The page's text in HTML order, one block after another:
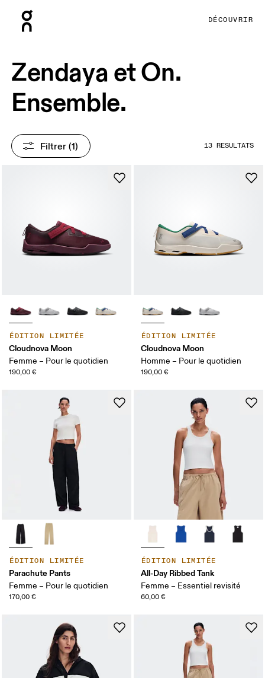
DÉCOUVRIR
Zendaya et On.
Ensemble.
Filtrer (1) 13 RÉSULTATS
ÉDITION LIMITÉE
Cloudnova Moon
Femme – Pour le quotidien
190,00 €
ÉDITION LIMITÉE
Cloudnova Moon
Homme – Pour le quotidien
190,00 €
ÉDITION LIMITÉE
Parachute Pants
Femme – Pour le quotidien
170,00 €
ÉDITION LIMITÉE
All-Day Ribbed Tank
Femme – Essentiel revisité
60,00 €